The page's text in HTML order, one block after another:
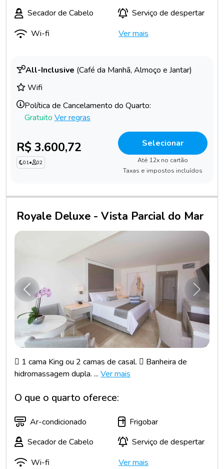
Secador de Cabelo
Serviço de despertar
Wi-fi
Ver mais
All-Inclusive (Café da Manhã, Almoço e Jantar)
Wifi
Política de Cancelamento do Quarto:
Gratuito Ver regras
R$ 3.600,72
01• 02
Selecionar
Até 12x no cartão
Taxas e impostos incluídos
Royale Deluxe - Vista Parcial do Mar
Anterior
 1 cama King ou 2 camas de casal.  Banheira de
hidromassagem dupla. ... Ver mais
O que o quarto oferece:
Ar-condicionado
Frigobar
Secador de Cabelo
Serviço de despertar
Wi-fi
Ver mais